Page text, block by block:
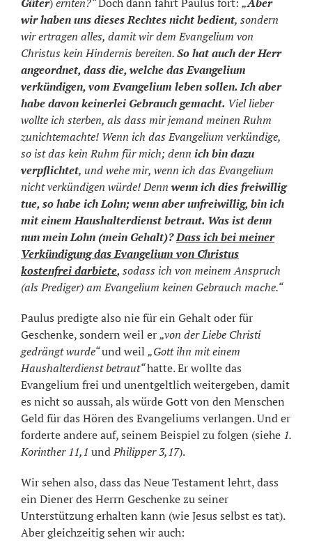
wir haben uns dieses Rechtes nicht bedient, sondern
wir ertragen alles, damit wir dem Evangelium von
Christus kein Hindernis bereiten.So hat auch der Herr
angeordnet, dass die, welche das Evangelium
verkündigen, vom Evangelium leben sollen. Ich aber
habe davon keinerlei Gebrauch gemacht. Viel lieber
wollte ich sterben, als dass mir jemand meinen Ruhm
zunichtemachte! Wenn ich das Evangelium verkündige,
so ist das kein Ruhm für mich; denn ich bin dazu
verpflichtet, und wehe mir, wenn ich das Evangelium
nicht verkündigen würde! Denn wenn ich dies freiwillig
tue, so habe ich Lohn; wenn aber unfreiwillig, bin ich
mit einem Haushalterdienst betraut. Was ist denn
nun mein Lohn (mein Gehalt)?Dass ich bei meiner
Verkündigung das Evangelium von Christus
kostenfrei darbiete,sodass ich von meinem Anspruch
(als Prediger) am Evangelium keinen Gebrauch mache.“
Paulus predigte also nie für ein Gehalt oder für
Geschenke, sondern weil er„von der Liebe Christi
gedrängt wurde“und weil „Gott ihn mit einem
Haushalterdienst betraut“hatte. Er wollte das
Evangelium frei und unentgeltlich weitergeben, damit
es nicht so aussah, als würde Gott von den Menschen
Geld für das Hören des Evangeliums verlangen. Und er
forderte andere auf, seinem Beispiel zu folgen (siehe 1.
Korinther 11,1 undPhilipper 3,17).
Wir sehen also, dass das Neue Testament lehrt, dass
ein Diener des Herrn Geschenke zu seiner
Unterstützung erhalten kann (wie Jesus selbst es tat).
Aber gleichzeitig sehen wir auch: